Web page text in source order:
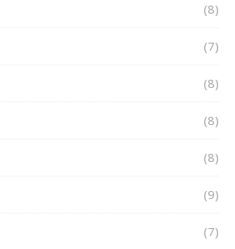
(8)
(7)
(8)
(8)
(8)
(9)
(7)